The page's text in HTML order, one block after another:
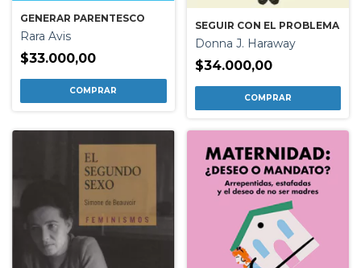
GENERAR PARENTESCO
Rara Avis
$33.000,00
SEGUIR CON EL PROBLEMA
Donna J. Haraway
$34.000,00